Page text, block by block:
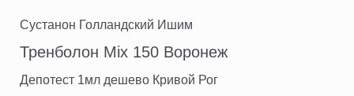
Сустанон Голландский Ишим
Тренболон Mix 150 Воронеж
Депотест 1мл дешево Кривой Рог